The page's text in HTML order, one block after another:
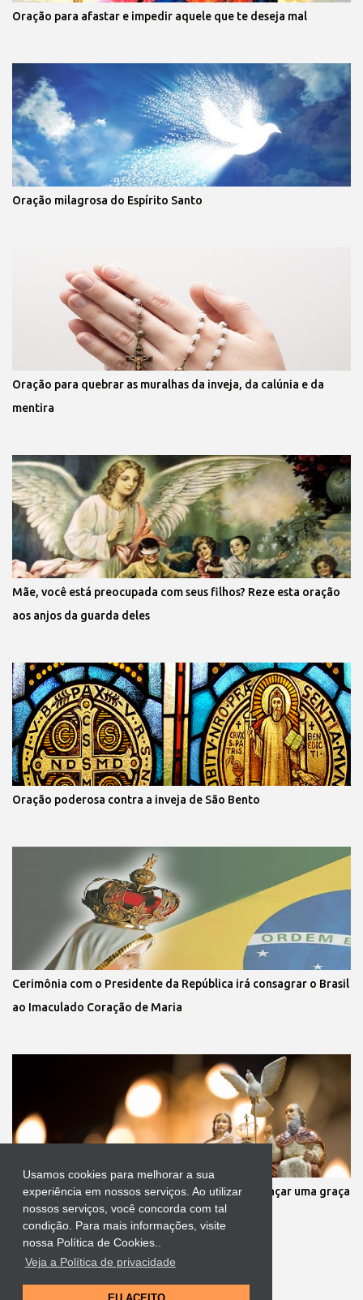
Usamos cookies para melhorar a sua
experiência em nossos serviços. Ao utilizar
nossos serviços, você concorda com tal
condição. Para mais informações, visite
nossa Política de Cookies..
Veja a Política de privacidade
Oração para afastar e impedir aquele que te deseja mal
Oração milagrosa do Espírito Santo
Oração para quebrar as muralhas da inveja, da calúnia e da
mentira
Mãe, você está preocupada com seus filhos? Reze esta oração
aos anjos da guarda deles
Oração poderosa contra a inveja de São Bento
Cerimônia com o Presidente da República irá consagrar o Brasil
ao Imaculado Coração de Maria
Oração a infalível ao Divino Pai Eterno para alcançar uma graça
Tecnologia do Blogger